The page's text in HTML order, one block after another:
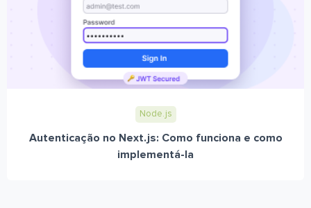
Node.js
Autenticação no Next.js: Como funciona e como
implementá-la